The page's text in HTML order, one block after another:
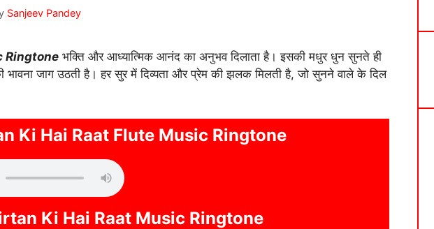
Sanjeev Pandey
Ringtone भक्ति और आध्यात्मिक आनंद का अनुभव दिलाता है। इसकी मधुर धुन सुनते ही
जाग उठती है। हर सुर में दिव्यता और प्रेम की झलक मिलती है, जो सुनने वाले के दिल
Ki Hai Raat Flute Music Ringtone
Ki Hai Raat Music Ringtone